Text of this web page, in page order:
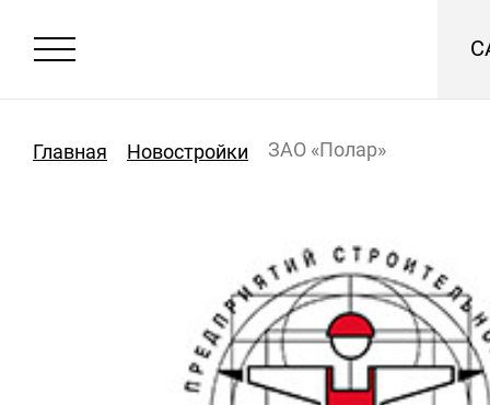
Главная Новостройки ЗАО «Полар»